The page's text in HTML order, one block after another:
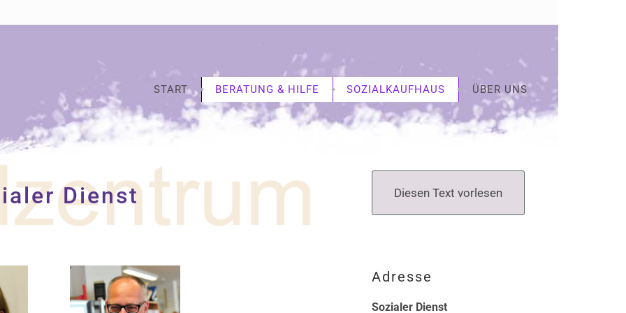
START BERATUNG & HILFE SOZIALKAUFHAUS ÜBER UNS
Dienst Diesen Text vorlesen
Adresse
Sozialer Dienst